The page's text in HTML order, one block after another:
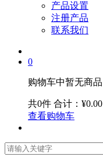
产品设置
注册产品
联系我们
0
购物车中暂无商品
共0件 合计：¥0.00
查看购物车